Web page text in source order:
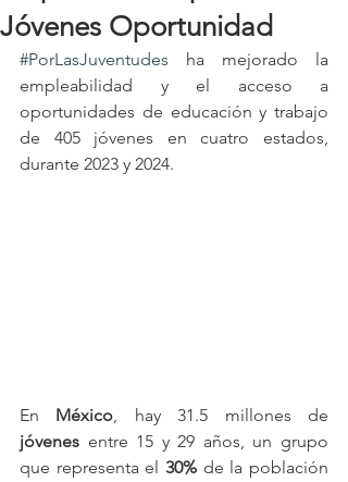
Jóvenes Oportunidad
#PorLasJuventudes ha mejorado la
empleabilidad y el acceso a
oportunidades de educación y trabajo
de 405 jóvenes en cuatro estados,
durante 2023 y 2024.
En México
jóvenes entre 15 y 29 años, un grupo
que representa el 30% de la población